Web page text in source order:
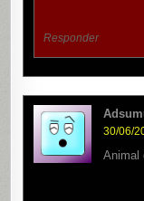
Responder
30/06/
Animal